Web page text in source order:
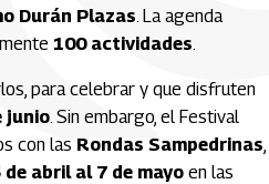
Durán Plazas. La agenda
100 actividades.
para celebrar y que disfruten
junio. Sin embargo, el Festival
con las Rondas Sampedrinas,
de abril al 7 de mayo en las